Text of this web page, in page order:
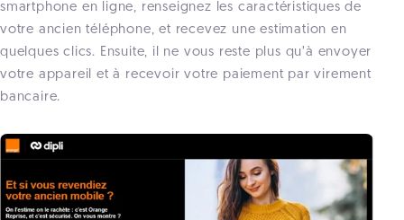
smartphone en ligne, renseignez les caractéristiques de
votre ancien téléphone, et recevez une estimation en
quelques clics. Ensuite, il ne vous reste plus qu’à envoyer
votre appareil et à recevoir votre paiement par virement
bancaire.